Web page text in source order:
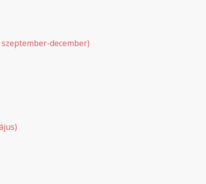
szeptember-december)